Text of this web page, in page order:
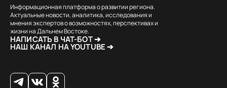
Информационная платформа о развитии региона.
Актуальные новости, аналитика, исследования и
мнения экспертов о возможностях, перспективах и
жизни на Дальнем Востоке.
НАПИСАТЬ В ЧАТ-БОТ ➔
НАШ КАНАЛ НА YOUTUBE ➔